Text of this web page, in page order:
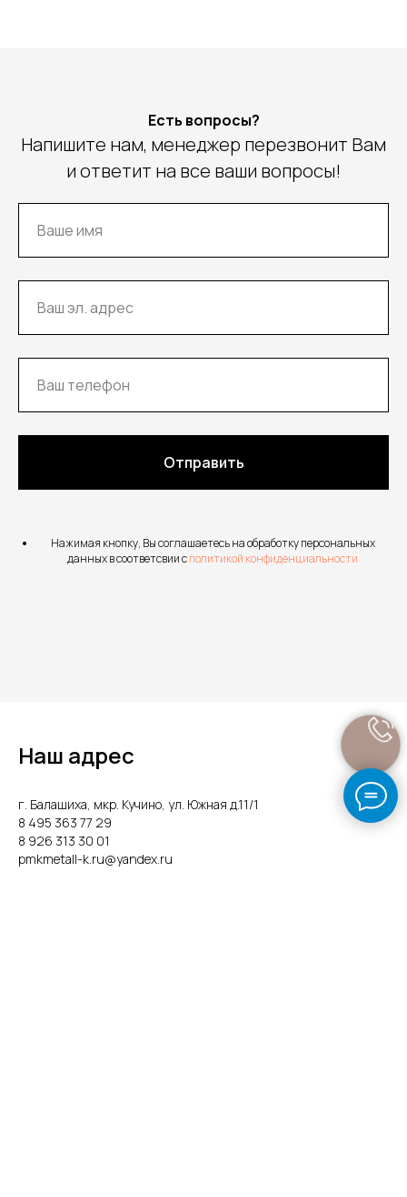
Есть вопросы?
Напишите нам, менеджер перезвонит Вам
и ответит на все ваши вопросы!
Отправить
Нажимая кнопку, Вы соглашаетесь на обработку персональных
данных в соответсвии сполитикой конфиденциальности
Наш адрес
г. Балашиха, мкр. Кучино, ул. Южная д.11/1
8 495 363 77 29
8 926 313 30 01
pmkmetall-k.ru@yandex.ru